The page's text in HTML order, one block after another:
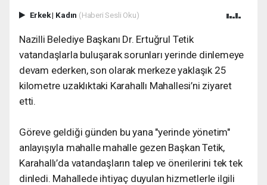
Erkek| Kadın (Haberi Sesli Oku)
Nazilli Belediye Başkanı Dr. Ertuğrul Tetik
vatandaşlarla buluşarak sorunları yerinde dinlemeye
devam ederken, son olarak merkeze yaklaşık 25
kilometre uzaklıktaki Karahallı Mahallesi’ni ziyaret
etti.
Göreve geldiği günden bu yana "yerinde yönetim"
anlayışıyla mahalle mahalle gezen Başkan Tetik,
Karahallı’da vatandaşların talep ve önerilerini tek tek
dinledi. Mahallede ihtiyaç duyulan hizmetlerle ilgili